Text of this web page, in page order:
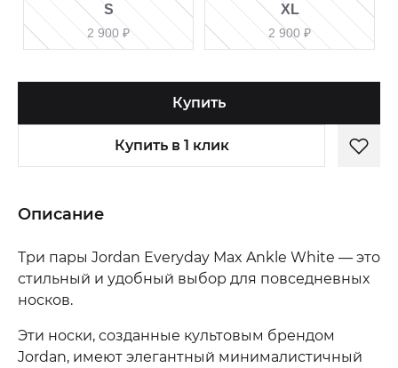
S
2 900 ₽
XL
2 900 ₽
Купить
Купить в 1 клик
Описание
Три пары Jordan Everyday Max Ankle White — это
стильный и удобный выбор для повседневных
носков.
Эти носки, созданные культовым брендом
Jordan, имеют элегантный минималистичный